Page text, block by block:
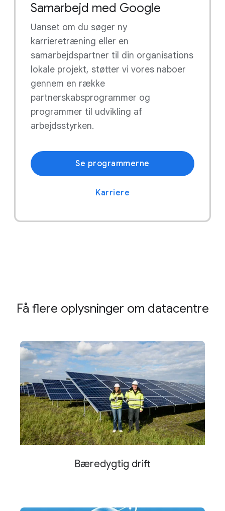
Samarbejd med Google
Uanset om du søger ny
karrieretræning eller en
samarbejdspartner til din organisations
lokale projekt, støtter vi vores naboer
gennem en række
partnerskabsprogrammer og
programmer til udvikling af
arbejdsstyrken.
Se programmerne
Karriere
Få flere oplysninger om datacentre
Bæredygtig drift